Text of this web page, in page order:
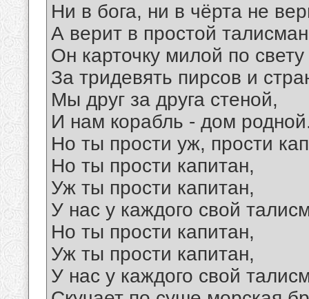
Ни в бога, ни в чёрта не
А верит в простой
Он карточку милой по
За тридевять пирсов и
Мы друг за друга стеной,
И нам корабль - дом
Но ты прости уж, прости
Но ты прости капитан,
Уж ты прости капитан,
У нас у каждого свой
Но ты прости капитан,
Уж ты прости капитан,
У нас у каждого свой